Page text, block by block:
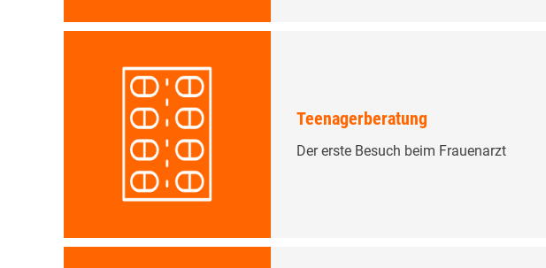
Teenagerberatung
Der erste Besuch beim Frauenarzt